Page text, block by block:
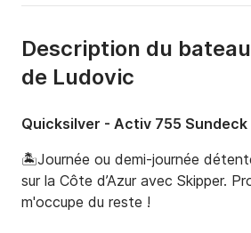
Description du
de Ludovic
Quicksilver - Activ 755 Sundeck
🏝️Journée ou demi-journée
sur la Côte d’Azur avec Skipper.
m'occupe du reste !